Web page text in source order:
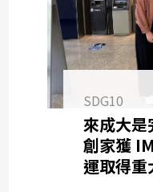
SDG10
來成大
創家獲
運取得重